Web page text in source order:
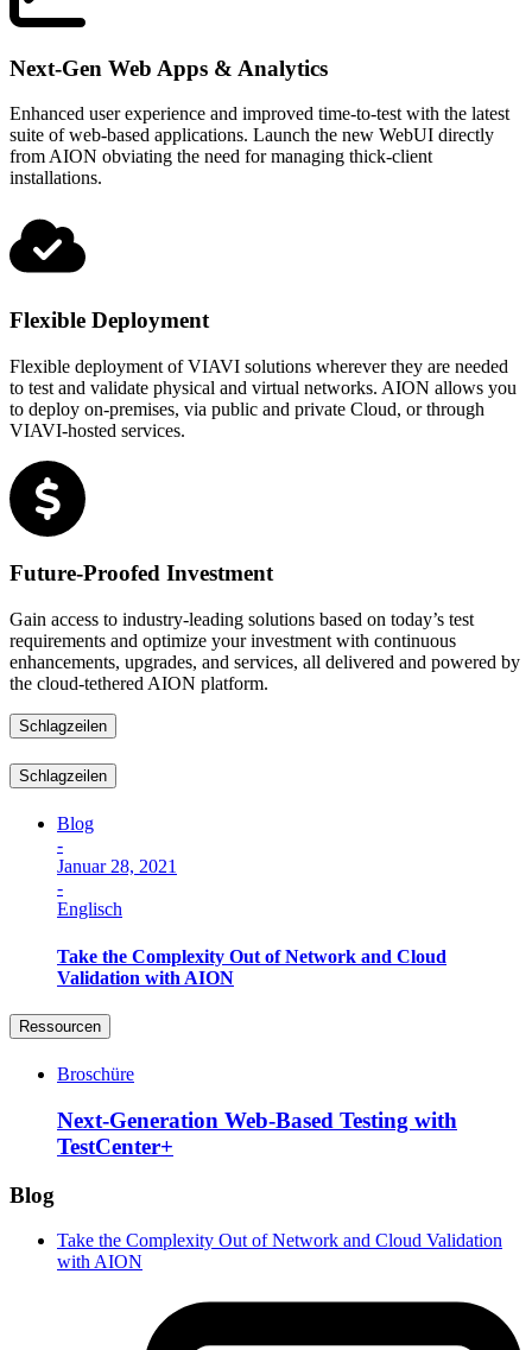
Next-Gen Web Apps & Analytics
Enhanced user experience and improved time-to-test with the latest
suite of web-based applications. Launch the new WebUI directly
from AION obviating the need for managing thick-client
installations.
Flexible Deployment
Flexible deployment of VIAVI solutions wherever they are needed
to test and validate physical and virtual networks. AION allows you
to deploy on-premises, via public and private Cloud, or through
VIAVI-hosted services.
Future-Proofed Investment
Gain access to industry-leading solutions based on today’s test
requirements and optimize your investment with continuous
enhancements, upgrades, and services, all delivered and powered by
the cloud-tethered AION platform.
Schlagzeilen
Schlagzeilen
Blog
-
Januar 28, 2021
-
Englisch
Take the Complexity Out of Network and Cloud
Validation with AION
Ressourcen
Broschüre
Next-Generation Web-Based Testing with
TestCenter+
Blog
Take the Complexity Out of Network and Cloud Validation
with AION